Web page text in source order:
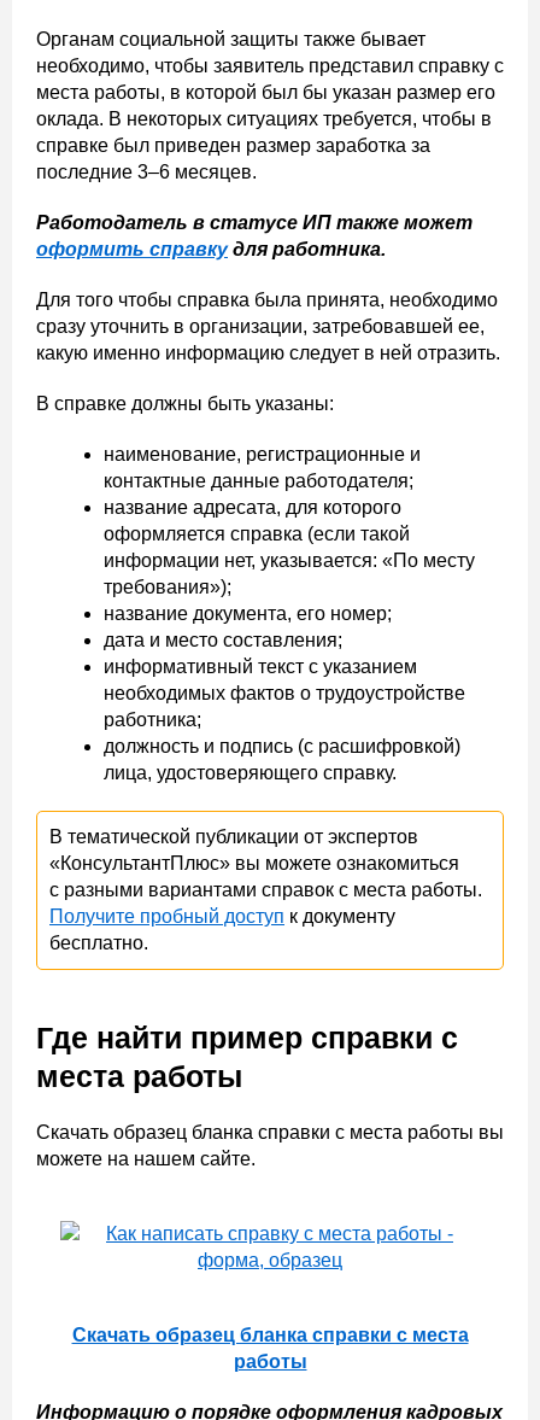
Органам социальной защиты также бывает
необходимо, чтобы заявитель представил справку с
места работы, в которой был бы указан размер его
оклада. В некоторых ситуациях требуется, чтобы в
справке был приведен размер заработка за
последние 3–6 месяцев.
Работодатель в статусе ИП также может
оформить справкудля работника.
Для того чтобы справка была принята, необходимо
сразу уточнить в организации, затребовавшей ее,
какую именно информацию следует в ней отразить.
В справке должны быть указаны:
наименование, регистрационные и
контактные данные работодателя;
название адресата, для которого
оформляется справка (если такой
информации нет, указывается: «По месту
требования»);
название документа, его номер;
дата и место составления;
информативный текст с указанием
необходимых фактов о трудоустройстве
работника;
должность и подпись (с расшифровкой)
лица, удостоверяющего справку.
В тематической публикации от экспертов
«КонсультантПлюс» вы можете ознакомиться
с разными вариантами справок с места работы.
Получите пробный доступ к документу
бесплатно.
Где найти пример справки с
места работы
Скачать образец бланка справки с места работы вы
можете на нашем сайте.
Скачать образец бланка справки с места
работы
Информацию о порядке оформления кадровых